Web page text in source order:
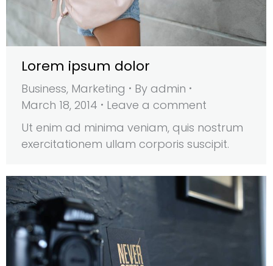
Lorem ipsum dolor
Business, Marketing By admin
March 18, 2014
Leave a comment
Ut enim ad minima veniam, quis nostrum
exercitationem ullam corporis suscipit.